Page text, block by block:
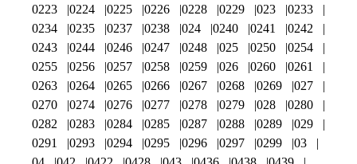
0223
0224 0225 0226 0228 0229 023
0233
0234
0235 0237 0238 024 0240 0241
0242
0243
0244 0246 0247 0248 025 0250
0254
0255
0256 0257 0258 0259 026 0260
0261
0263
0264 0265 0266 0267 0268 0269
027
0270
0274 0276 0277 0278 0279 028
0280
0282
0283 0284 0285 0287 0288 0289
029
0291
0293 0294 0295 0296 0297 0299
03